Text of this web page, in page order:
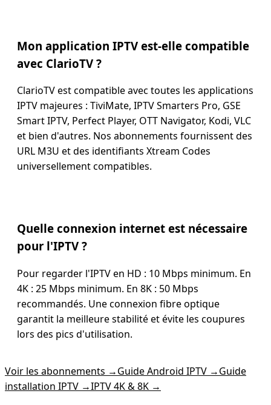
Mon application IPTV est-elle compatible
avec ClarioTV ?
ClarioTV est compatible avec toutes les applications
IPTV majeures : TiviMate, IPTV Smarters Pro, GSE
Smart IPTV, Perfect Player, OTT Navigator, Kodi, VLC
et bien d'autres. Nos abonnements fournissent des
URL M3U et des identifiants Xtream Codes
universellement compatibles.
Quelle connexion internet est nécessaire
pour l'IPTV ?
Pour regarder l'IPTV en HD : 10 Mbps minimum. En
4K : 25 Mbps minimum. En 8K : 50 Mbps
recommandés. Une connexion fibre optique
garantit la meilleure stabilité et évite les coupures
lors des pics d'utilisation.
Voir les abonnements →Guide Android IPTV →Guide
installation IPTV →IPTV 4K & 8K →